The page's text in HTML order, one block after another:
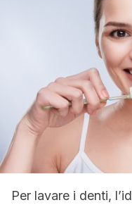
Per lavare i denti,